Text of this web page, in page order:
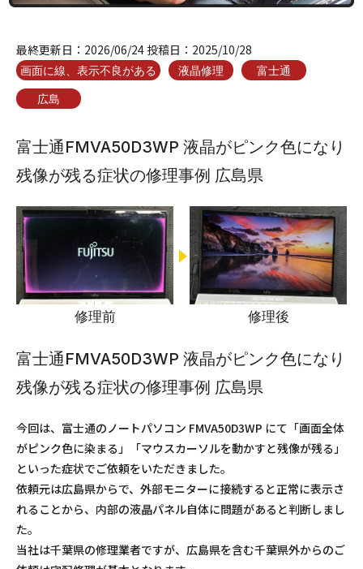
最終更新日： 2026/06/24 投稿日： 2025/10/28
画面に線、表示不良がある 液晶修理 富士通
広島
富士通FMVA50D3WP 液晶がピンク色になり
残像が残る症状の修理事例 広島県
修理前 修理後
富士通FMVA50D3WP 液晶がピンク色になり
残像が残る症状の修理事例 広島県
今回は、富士通のノートパソコン FMVA50D3WP にて「画面全体
がピンク色に染まる」「マウスカーソルを動かすと残像が残る」
といった症状でご依頼をいただきました。
依頼元は広島県からで、外部モニターに接続すると正常に表示さ
れることから、内部の液晶パネル自体に問題があると判断しまし
た。
当社は千葉県の修理業者ですが、広島県を含む千葉県外からのご